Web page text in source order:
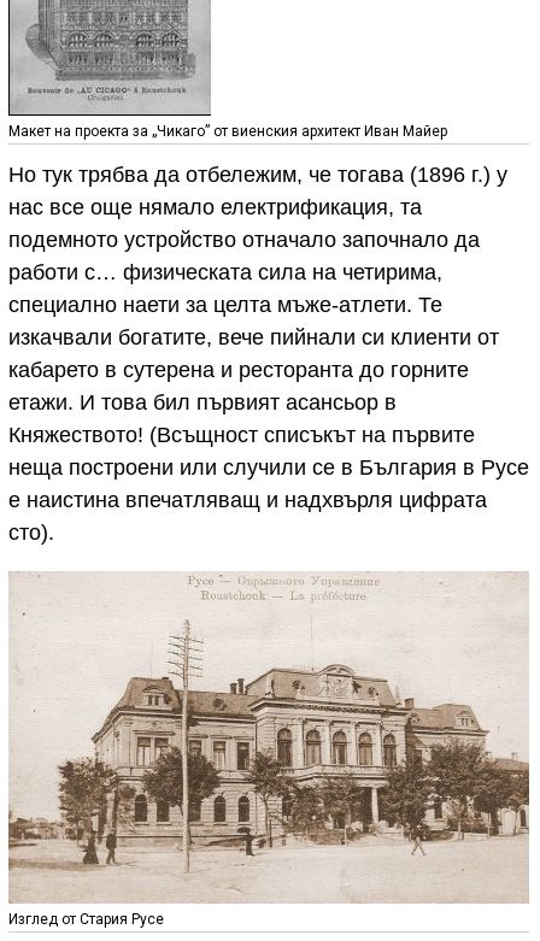
Макет на проекта за „Чикаго” от виенския архитект Иван Майер
Но тук трябва да отбележим, че тогава (1896 г.) у
нас все още нямало електрификация, та
подемното устройство отначало започнало да
работи с… физическата сила на четирима,
специално наети за целта мъже-атлети. Те
изкачвали богатите, вече пийнали си клиенти от
кабарето в сутерена и ресторанта до горните
етажи. И това бил първият асансьор в
Княжеството! (Всъщност списъкът на първите
неща построени или случили се в България в Русе
е наистина впечатляващ и надхвърля цифрата
сто).
Изглед от Стария Русе